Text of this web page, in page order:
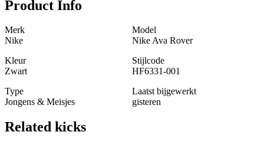
Product Info
Merk
Nike
Model
Nike Ava Rover
Kleur
Zwart
Stijlcode
HF6331-001
Type
Jongens & Meisjes
Laatst bijgewerkt
gisteren
Related kicks